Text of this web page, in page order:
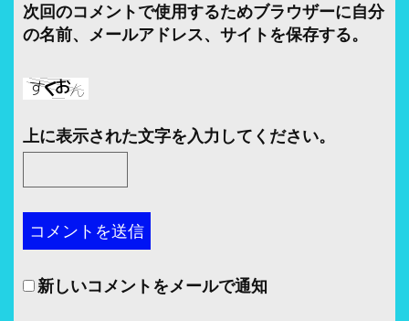
次回のコメントで使用するためブラウザーに自分
の名前、メールアドレス、サイトを保存する。
上に表示された文字を入力してください。
新しいコメントをメールで通知